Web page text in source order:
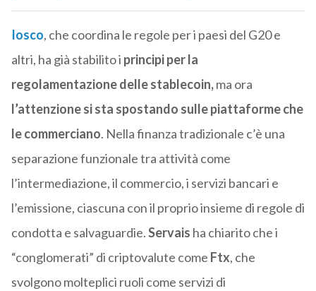
Iosco, che coordina le regole per i paesi del G20 e
altri, ha già stabilito i principi per la
regolamentazione delle stablecoin,ma ora
l’attenzione si sta spostando sulle piattaforme che
le commerciano. Nella finanza tradizionale c’è una
separazione funzionale tra attività come
l’intermediazione, il commercio, i servizi bancari e
l’emissione, ciascuna con il proprio insieme di regole di
condotta e salvaguardie.Servais ha chiarito che i
“conglomerati” di criptovalute come Ftx, che
svolgono molteplici ruoli come servizi di